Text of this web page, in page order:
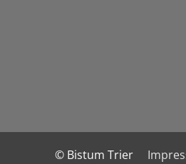
© Bistum Trier